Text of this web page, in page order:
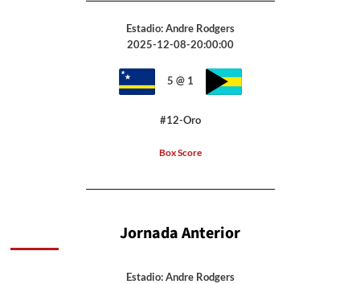
Estadio: Andre Rodgers
2025-12-08-20:00:00
5 @ 1
#12-Oro
Box Score
Jornada Anterior
Estadio: Andre Rodgers